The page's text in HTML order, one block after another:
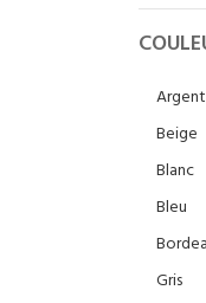
Argent
Beige
Blanc
Bleu
Gris